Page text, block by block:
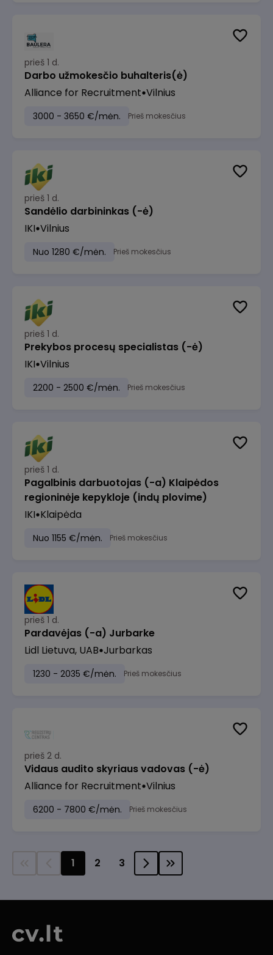
prieš 1 d.
Darbo užmokesčio buhalteris(ė)
Alliance for Recruitment Vilnius
3000 - 3650 €/mėn. Prieš mokesčius
prieš 1 d.
Sandėlio darbininkas (-ė)
IKI Vilnius
Nuo 1280 €/mėn. Prieš mokesčius
prieš 1 d.
Prekybos procesų specialistas (-ė)
IKI Vilnius
2200 - 2500 €/mėn. Prieš mokesčius
prieš 1 d.
Pagalbinis darbuotojas (-a) Klaipėdos
regioninėje kepykloje (indų plovime)
IKI Klaipėda
Nuo 1155 €/mėn. Prieš mokesčius
prieš 1 d.
Pardavėjas (-a) Jurbarke
Lidl Lietuva, UAB Jurbarkas
1230 - 2035 €/mėn. Prieš mokesčius
prieš 2 d.
Vidaus audito skyriaus vadovas (-ė)
Alliance for Recruitment Vilnius
6200 - 7800 €/mėn. Prieš mokesčius
1 2 3